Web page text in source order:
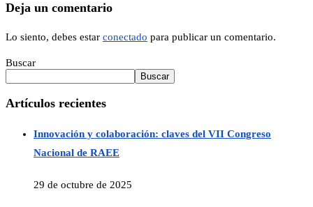
Deja un comentario
Lo siento, debes estar conectado para publicar un comentario.
Buscar
Buscar
Artículos recientes
Innovación y colaboración: claves del VII Congreso
Nacional de RAEE
29 de octubre de 2025